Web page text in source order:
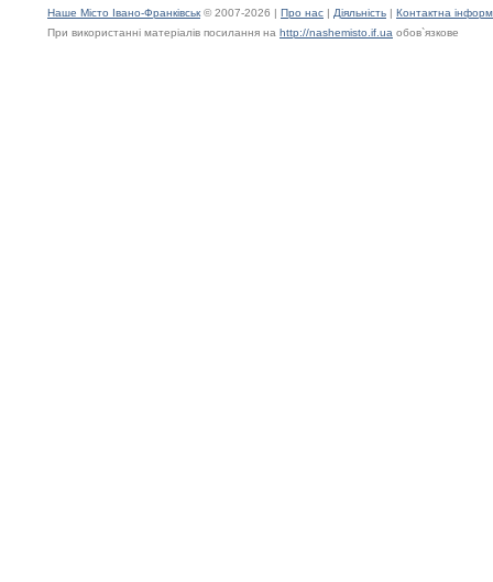
Наше Місто Івано-Франківськ © 2007-2026 | Про нас | Діяльність | Контактна
При використанні матеріалів посилання на http://nashemisto.if.ua обов`язкове